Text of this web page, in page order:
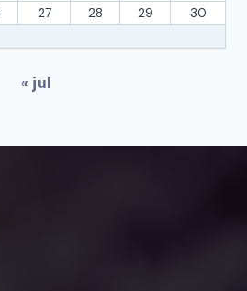
27 28 29
30
« jul